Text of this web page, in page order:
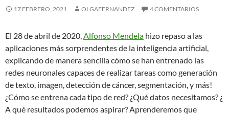
17 FEBRERO, 2021 OLGAFERNANDEZ 4 COMENTARIOS
El 28 de abril de 2020, Alfonso Mendela hizo repaso a las
aplicaciones más sorprendentes de la inteligencia artificial,
explicando de manera sencilla cómo se han entrenado las
redes neuronales capaces de realizar tareas como generación
de texto, imagen, detección de cáncer, segmentación, y más!
¿Cómo se entrena cada tipo de red? ¿Qué datos necesitamos? ¿
A qué resultados podemos aspirar? Aprenderemos que